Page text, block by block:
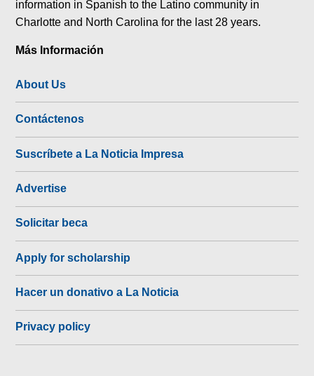
information in Spanish to the Latino community in
Charlotte and North Carolina for the last 28 years.
Más Información
About Us
Contáctenos
Suscríbete a La Noticia Impresa
Advertise
Solicitar beca
Apply for scholarship
Hacer un donativo a La Noticia
Privacy policy